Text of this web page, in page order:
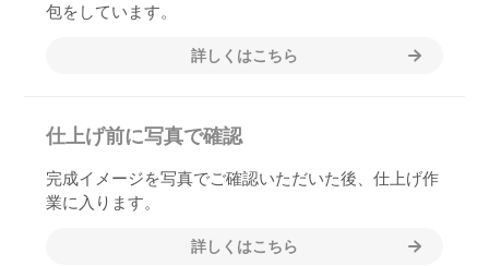
包をしています。
詳しくはこちら
仕上げ前に写真で確認
完成イメージを写真でご確認いただいた後、仕上げ作
業に入ります。
詳しくはこちら